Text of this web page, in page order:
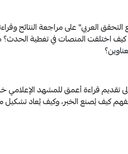
العربي" على مراجعة النتائج
اختلفت المنصات في تغطية الحدث؟
تقديم قراءة أعمق للمشهد الإعلامي
لفهم كيف يُصنع الخبر، وكيف يُعاد